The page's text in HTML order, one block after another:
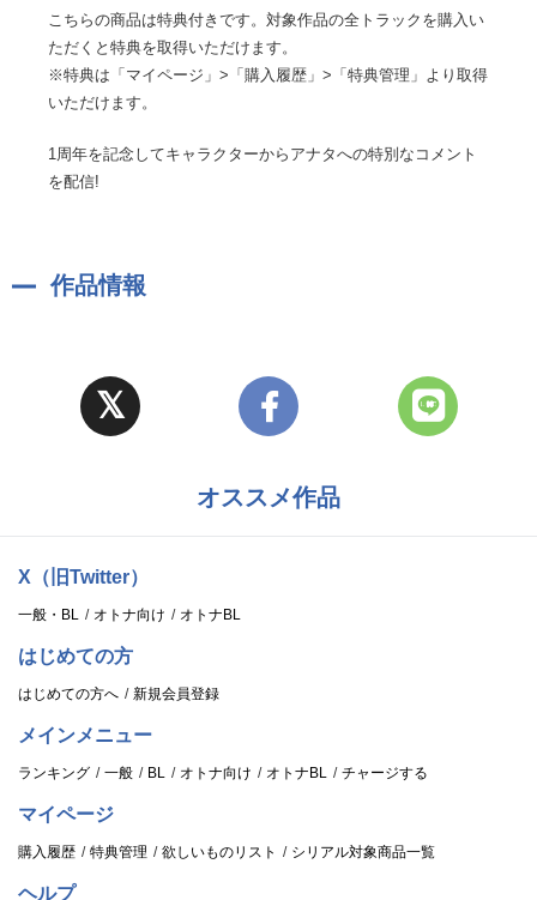
こちらの商品は特典付きです。対象作品の全トラックを購入い
ただくと特典を取得いただけます。
※特典は「マイページ」>「購入履歴」>「特典管理」より取得
いただけます。
1周年を記念してキャラクターからアナタへの特別なコメント
を配信!
作品情報
オススメ作品
X（旧Twitter）
一般・BL オトナ向け オトナBL
はじめての方
はじめての方へ 新規会員登録
メインメニュー
ランキング 一般 BL オトナ向け オトナBL チャージする
マイページ
購入履歴 特典管理 欲しいものリスト シリアル対象商品一覧
ヘルプ